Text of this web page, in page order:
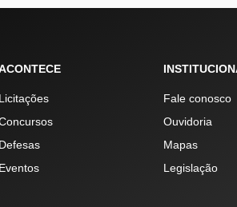
Licitações
Defesas
Eventos
Fale conosco
Ouvidoria
Mapas
Legislação